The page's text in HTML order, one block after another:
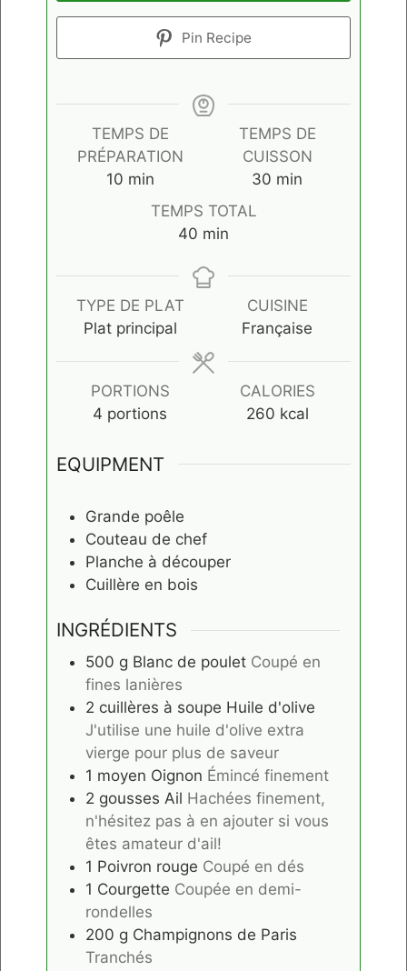
Pin Recipe
TEMPS DE
PRÉPARATION
10minutes
min
TEMPS DE
CUISSON
30 minutes
min
TEMPS TOTAL
40 minutes
min
TYPE DE PLAT
Plat principal
CUISINE
Française
PORTIONS
4 portions
CALORIES
260 kcal
EQUIPMENT
Grande poêle
Couteau de chef
Planche à découper
Cuillère en bois
INGRÉDIENTS
500 g Blanc de poulet Coupé en
fines lanières
2 cuillères à soupe Huile d'olive
J'utilise une huile d'olive extra
vierge pour plus de saveur
1 moyen Oignon Émincé finement
2 gousses Ail Hachées finement,
n'hésitez pas à en ajouter si vous
êtes amateur d'ail!
1 Poivron rouge Coupé en dés
1 Courgette Coupée en demi-
rondelles
200 g Champignons de Paris
Tranchés